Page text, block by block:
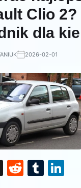
Clio 2?
dla
2026-02-01
X
R
T